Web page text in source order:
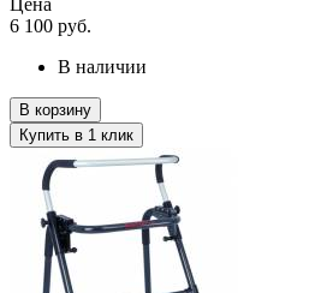
6 100 руб.
В наличии
В корзину
Купить в 1 клик